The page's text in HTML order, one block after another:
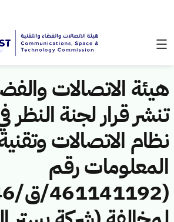
هيئة الاتصالات
تنشر قرار لجنة النظر
نظام الاتصالات
المعلومات رقم